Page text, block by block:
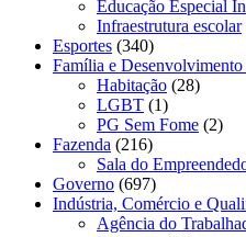
Educação Especial
Infraestrutura escolar
Esportes (340)
Família e Desenvolvimento
Habitação (28)
LGBT (1)
PG Sem Fome (2)
Fazenda (216)
Sala do
Governo (697)
Indústria, Comércio e
Agência do